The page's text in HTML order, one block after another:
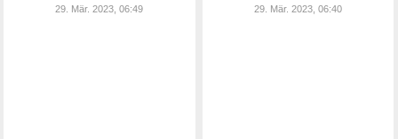
29. Mär. 2023, 06:49 29. Mär. 2023, 06:40